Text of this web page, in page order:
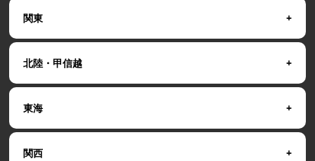
関東
北陸・甲信越
東海
関西